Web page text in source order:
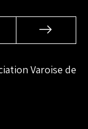
Varoise de